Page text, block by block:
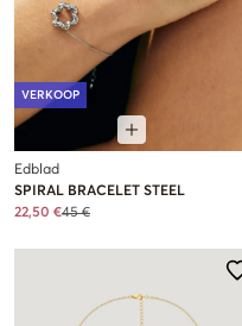
VERKOOP
Edblad
SPIRAL BRACELET STEEL
22,50 €45 €